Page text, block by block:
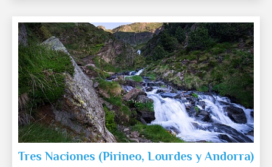
Tres Naciones (Pirineo, Lourdes y Andorra)